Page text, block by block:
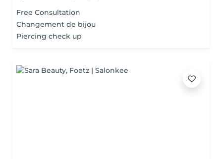
Free Consultation
Changement de bijou
Piercing check up